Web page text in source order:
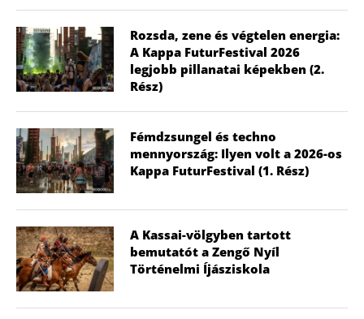
Rozsda, zene és végtelen energia:
A Kappa FuturFestival 2026
legjobb pillanatai képekben (2.
Rész)
Fémdzsungel és techno
mennyország: Ilyen volt a 2026-os
Kappa FuturFestival (1. Rész)
A Kassai-völgyben tartott
bemutatót a Zengő Nyíl
Történelmi Íjásziskola